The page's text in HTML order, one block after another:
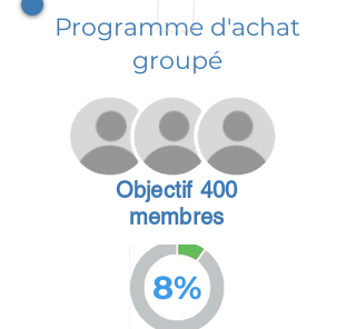
Programme d'achat
groupé
Objectif 400
membres
8%